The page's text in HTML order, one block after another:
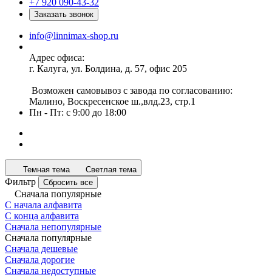
+7 920 090-43-32
Заказать звонок
info@linnimax-shop.ru
Адрес офиса:
г. Калуга, ул. Болдина, д. 57, офис 205
Возможен самовывоз с завода по согласованию:
Малино, Воскресенское ш.,влд.23, стр.1
Пн - Пт: с 9:00 до 18:00
Темная тема Светлая тема
Фильтр Сбросить все
Сначала популярные
С начала алфавита
С конца алфавита
Сначала непопулярные
Сначала популярные
Сначала дешевые
Сначала дорогие
Сначала недоступные